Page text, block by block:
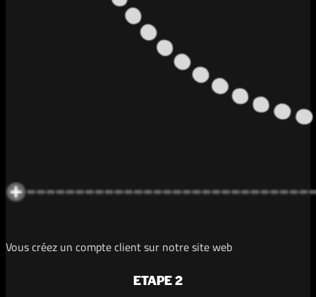
Vous créez un compte client sur notre site web
ETAPE 2